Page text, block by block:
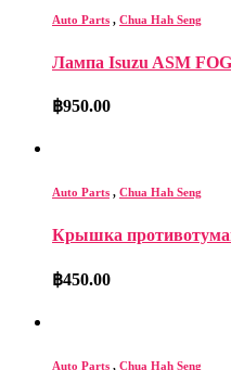
Auto Parts , Chua Hah Seng
Лампа Isuzu ASM FOG
฿950.00
Auto Parts , Chua Hah Seng
Крышка
฿450.00
Auto Parts , Chua Hah Seng